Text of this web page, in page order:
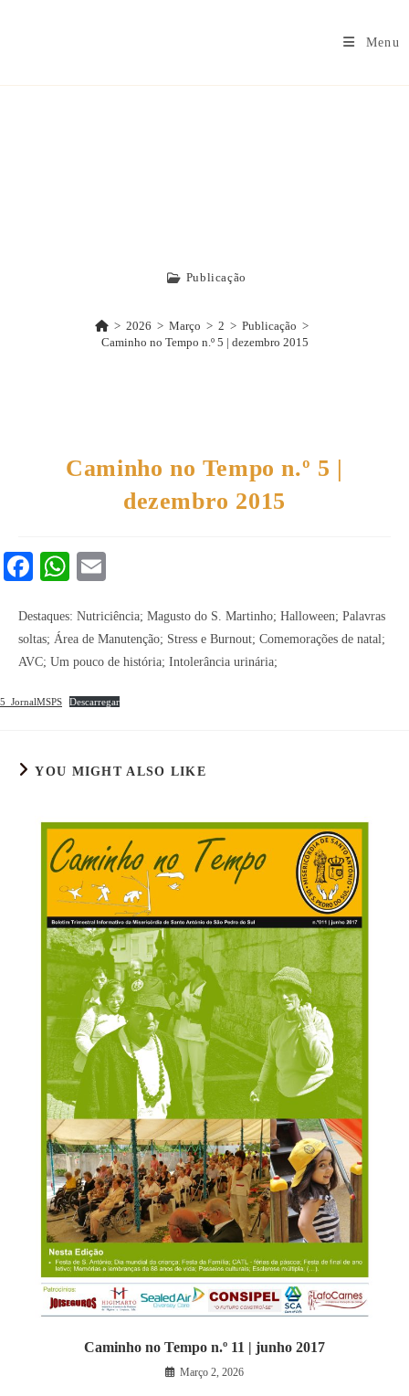
Menu
Publicação
> 2026 > Março > 2 > Publicação >
Caminho no Tempo n.º 5 | dezembro 2015
Caminho no Tempo n.º 5 |
dezembro 2015
Fa
bo
ok
W
ts
A
ail
Destaques: Nutriciência; Magusto do S. Martinho; Halloween; Palavras
soltas; Área de Manutenção; Stress e Burnout; Comemorações de natal;
AVC; Um pouco de história; Intolerância urinária;
5_JornalMSPS Descarregar
YOU MIGHT ALSO LIKE
Caminho no Tempo n.º 11 | junho 2017
Março 2, 2026